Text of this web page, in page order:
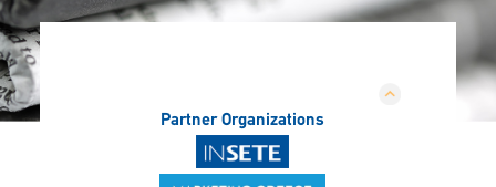
Partner Organizations